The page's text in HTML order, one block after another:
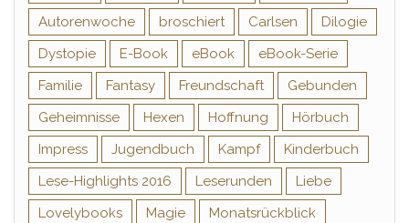
Autorenwoche
broschiert Carlsen
Dilogie
Dystopie
E-Book eBook
eBook-Serie
Familie
Fantasy Freundschaft
Gebunden
Geheimnisse
Hexen Hoffnung
Hörbuch
Impress
Jugendbuch Kampf
Kinderbuch
Lese-Highlights 2016
Leserunden
Liebe
Lovelybooks
Magie
Monatsrückblick